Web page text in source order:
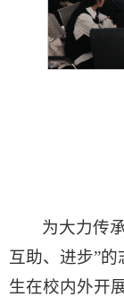
为大力传
互助、进步”
生在校内外开